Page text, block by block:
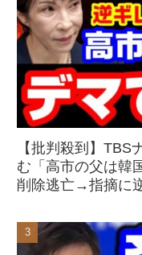
【批判殺到】TBS
む「高市の父は韓
削除逃亡→指摘に